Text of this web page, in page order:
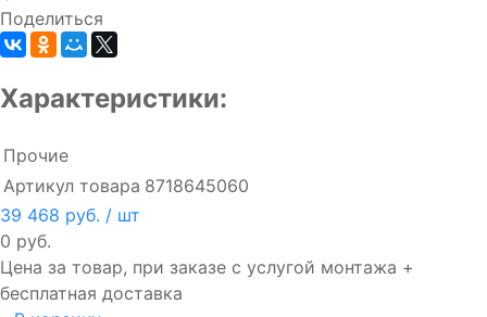
Поделиться
Характеристики:
Прочие
Артикул товара 8718645060
39 468 руб. / шт
0 руб.
Цена за товар, при заказе с услугой монтажа +
бесплатная доставка